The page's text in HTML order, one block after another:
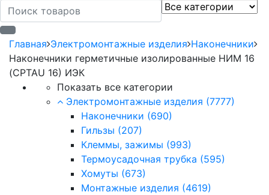
Главная Электромонтажные изделия Наконечники
Наконечники герметичные изолированные НИМ 16
(CPTAU 16) ИЭК
Показать все категории
Электромонтажные изделия (7777)
Наконечники (690)
Гильзы (207)
Клеммы, зажимы (993)
Термоусадочная трубка (595)
Хомуты (673)
Монтажные изделия (4619)